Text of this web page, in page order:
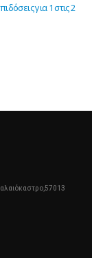
για 1 στις 2